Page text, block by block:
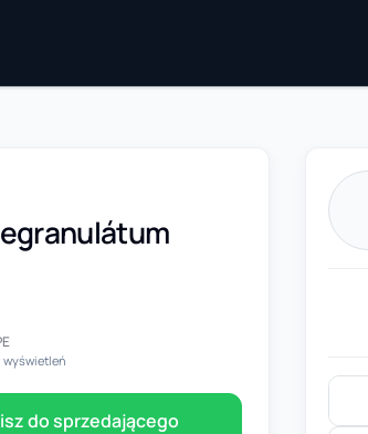
wyświetleń
do sprzedającego